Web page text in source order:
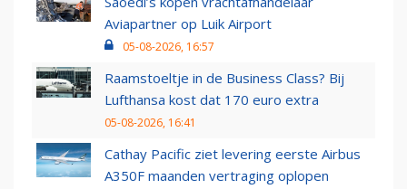
Aviapartner op Luik Airport
05-08-2026, 16:57
Raamstoeltje in de Business Class? Bij
Lufthansa kost dat 170 euro extra
05-08-2026, 16:41
Cathay Pacific ziet levering eerste Airbus
A350F maanden vertraging oplopen